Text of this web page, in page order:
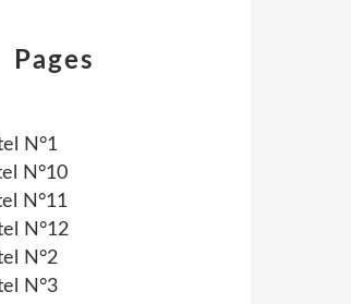
Pages
N°1
N°10
N°11
N°12
N°2
N°3